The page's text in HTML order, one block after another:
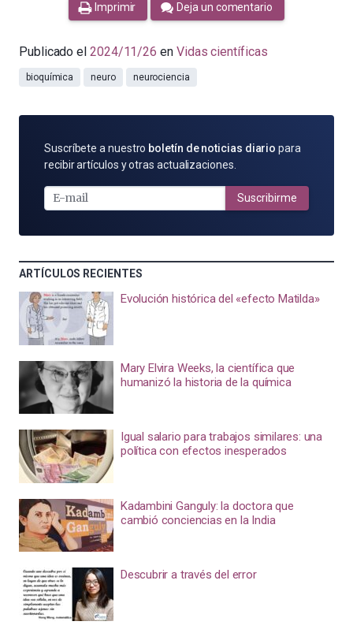
Imprimir Deja un comentario
Publicado el 2024/11/26 en Vidas científicas
bioquímica neuro neurociencia
SUSCRÍBETE
POR
MAIL
Suscríbete a nuestro boletín de noticias diario para
recibir artículos y otras actualizaciones.
Suscribirme
ARTÍCULOS RECIENTES
Evolución histórica del «efecto Matilda»
Mary Elvira Weeks, la científica que
humanizó la historia de la química
Igual salario para trabajos similares: una
política con efectos inesperados
Kadambini Ganguly: la doctora que
cambió conciencias en la India
Descubrir a través del error